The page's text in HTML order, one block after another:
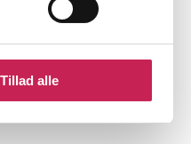
Tillad alle